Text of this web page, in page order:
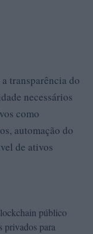
transparência do
necessários
como
automação do
de ativos
público
privados para